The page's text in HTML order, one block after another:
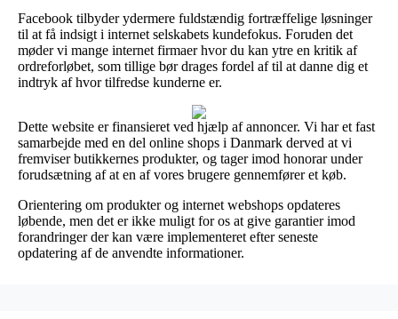
Facebook tilbyder ydermere fuldstændig fortræffelige løsninger
til at få indsigt i internet selskabets kundefokus. Foruden det
møder vi mange internet firmaer hvor du kan ytre en kritik af
ordreforløbet, som tillige bør drages fordel af til at danne dig et
indtryk af hvor tilfredse kunderne er.
Dette website er finansieret ved hjælp af annoncer. Vi har et fast
samarbejde med en del online shops i Danmark derved at vi
fremviser butikkernes produkter, og tager imod honorar under
forudsætning af at en af vores brugere gennemfører et køb.
Orientering om produkter og internet webshops opdateres
løbende, men det er ikke muligt for os at give garantier imod
forandringer der kan være implementeret efter seneste
opdatering af de anvendte informationer.